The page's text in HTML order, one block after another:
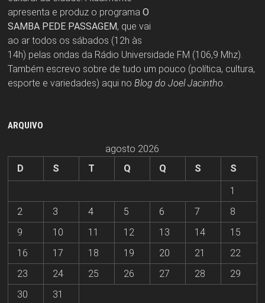
apresenta e produz o programa O
SAMBA PEDE PASSAGEM, que vai
ao ar todos os sábados (12h às
14h) pelas ondas da Rádio Universidade FM (106,9 Mhz).
Também escrevo sobre de tudo um pouco (política, cultura,
esporte e variedades) aqui no Blog do Joel Jacintho.
ARQUIVO
agosto 2026
D
S T Q Q S
S
1
2
3 4 5 6 7
8
9
10 11 12 13 14
15
16
17 18 19 20 21
22
23
24 25 26 27 28
29
30
31